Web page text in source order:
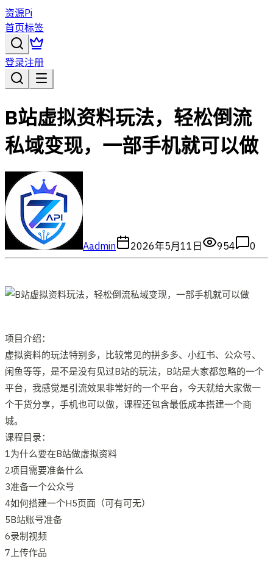
资源Pi
首页标签
登录注册
B站虚拟资料玩法，轻松倒流
私域变现，一部手机就可以做
Aadmin 2026年5月11日 954 0
项目介绍：
虚拟资料的玩法特别多，比较常见的拼多多、小红书、公众号、
闲鱼等等，是不是没有见过B站的玩法，B站是大家都忽略的一个
平台，我感觉是引流效果非常好的一个平台，今天就给大家做一
个干货分享，手机也可以做，课程还包含最低成本搭建一个商
城。
课程目录：
1为什么要在B站做虚拟资料
2项目需要准备什么
3准备一个公众号
4如何搭建一个H5页面（可有可无）
5B站账号准备
6录制视频
7上传作品